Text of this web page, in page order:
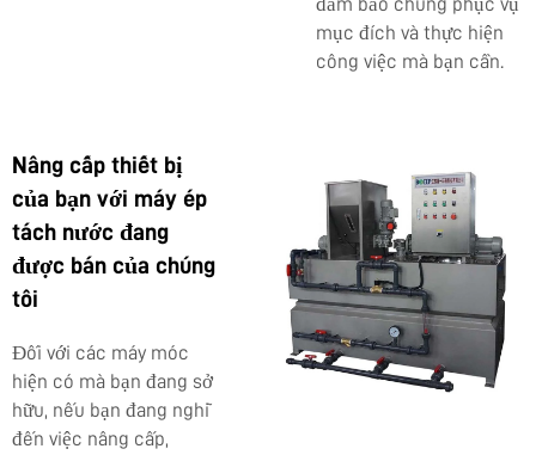
đảm bảo chúng phục vụ
mục đích và thực hiện
công việc mà bạn cần.
Nâng cấp thiết bị
của bạn với máy ép
tách nước đang
được bán của chúng
tôi
Đối với các máy móc
hiện có mà bạn đang sở
hữu, nếu bạn đang nghĩ
đến việc nâng cấp,